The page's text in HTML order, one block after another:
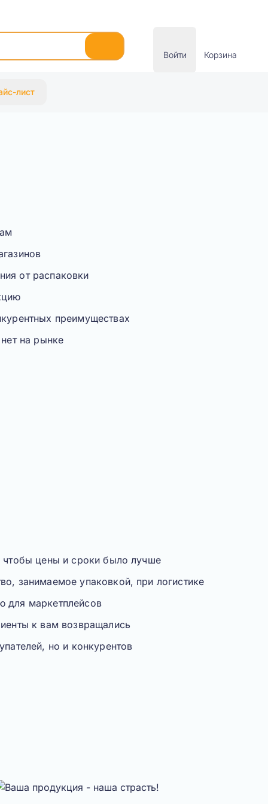
Войти Корзина
лист
от распаковки
преимуществах
на рынке
чтобы цены и сроки было лучше
занимаемое упаковкой, при логистике
для маркетплейсов
к вам возвращались
но и конкурентов